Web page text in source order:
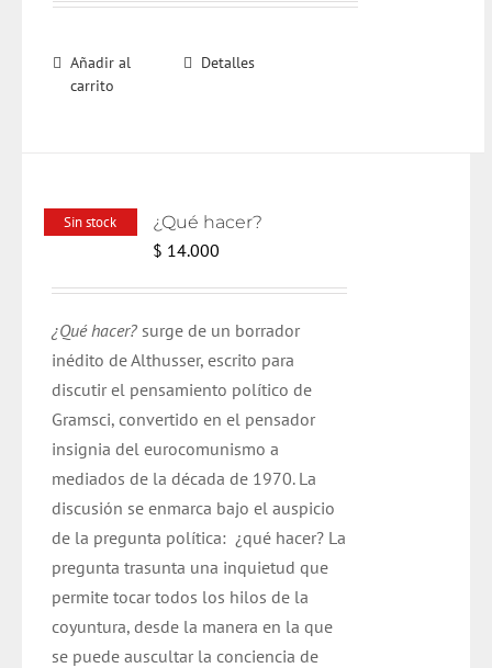
Añadir al
carrito
Detalles
Sin stock ¿Qué hacer?
$ 14.000
¿Qué hacer? surge de un borrador
inédito de Althusser, escrito para
discutir el pensamiento político de
Gramsci, convertido en el pensador
insignia del eurocomunismo a
mediados de la década de 1970. La
discusión se enmarca bajo el auspicio
de la pregunta política: ¿qué hacer? La
pregunta trasunta una inquietud que
permite tocar todos los hilos de la
coyuntura, desde la manera en la que
se puede auscultar la conciencia de